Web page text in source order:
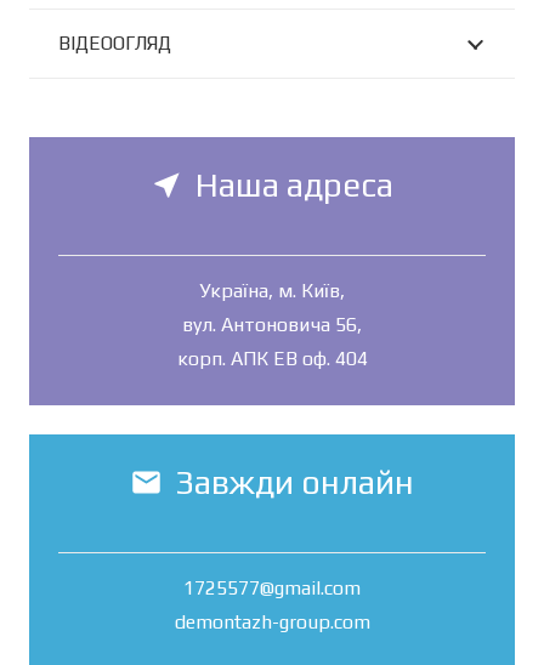
ВІДЕООГЛЯД
near_me Наша адреса
Україна, м. Київ,
вул. Антоновича 56,
корп. АПК ЕВ оф. 404
mail Завжди онлайн
1725577@gmail.com
demontazh-group.com